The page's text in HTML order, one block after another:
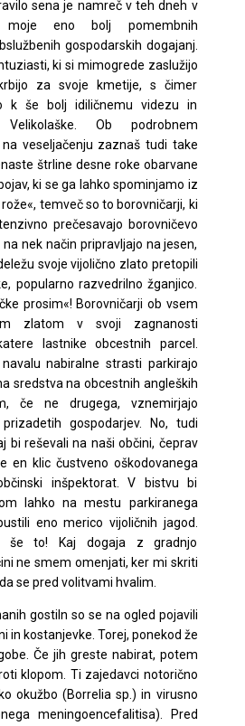
sena je namreč v teh dneh v
eno bolj pomembnih
gospodarskih dogajanj.
ki si mimogrede zaslužijo
za svoje kmetije, s čimer
k še bolj idiličnemu videzu in
Ob podrobnem
veseljačenju zaznaš tudi take
štrline desne roke obarvane
ki se ga lahko spominjamo iz
temveč so to borovničarji, ki
prečesavajo borovničevo
nek način pripravljajo na jesen,
svoje vijolično zlato pretopili
popularno razvedrilno žganjico.
prosim«! Borovničarji ob vsem
zlatom v svoji zagnanosti
lastnike obcestnih parcel.
nabiralne strasti parkirajo
sredstva na obcestnih angleških
če ne drugega, vznemirjajo
gospodarjev. No, tudi
bi reševali na naši občini, čeprav
en klic čustveno oškodovanega
inšpektorat. V bistvu bi
lahko na mestu parkiranega
eno merico vijoličnih jagod.
še to! Kaj dogaja z gradnjo
ne smem omenjati, ker mi skriti
se pred volitvami hvalim.
gostiln so se na ogled pojavili
in kostanjevke. Torej, ponekod že
Če jih greste nabirat, potem
klopom. Ti zajedavci notorično
okužbo (Borrelia sp.) in virusno
meningoencefalitisa). Pred